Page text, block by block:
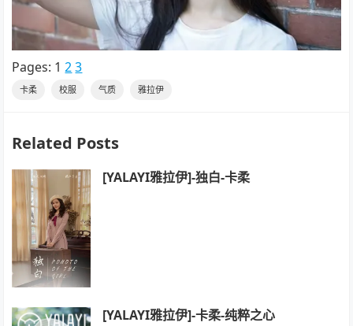
Pages: 1 2 3
卡柔 校服 气质 雅拉伊
Related Posts
[YALAYI雅拉伊]-独白-卡柔
[YALAYI雅拉伊]-卡柔-纯粹之心